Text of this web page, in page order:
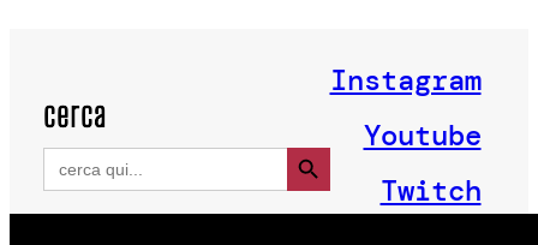
cerca
Search
for:
Search Button
Instagram
Youtube
Twitch